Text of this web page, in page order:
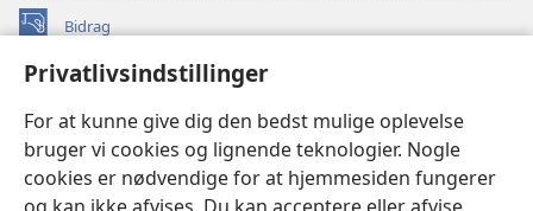
Privatlivsindstillinger
For at kunne give dig den bedst mulige oplevelse
bruger vi cookies og lignende teknologier. Nogle
cookies er nødvendige for at hjemmesiden fungerer
Bidrag
(åbner
vindue)Watchtower ONLINE LIBRARY™
nyt
vindue)JW Hub
(åbner
nyt
vindue)JW Library